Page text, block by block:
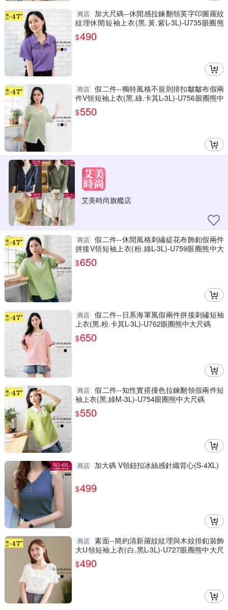
商店
加大尺碼--休閒感拉鍊翻領英字印圖羅紋
紋理休閒短袖上衣(黑.黃.紫L-3L)-U735眼圈熊
中大尺碼
$490
商店 假二件--獨特風格不規則排扣皺皺布假兩
件V領短袖上衣(黑.綠.卡其L-3L)-U756眼圈熊中
大尺碼
$550
艾美時尚旗艦店
商店 假二件--休閒風格刺繡緹花布飾釦假兩件
拼接V領短袖上衣(粉.綠L-3L)-U759眼圈熊中大
尺碼
$650
商店 假二件--日系海軍風假兩件拼接刺繡短袖
上衣(黑.粉.卡其L-3L)-U762眼圈熊中大尺碼
$650
商店 假二件--知性實搭撞色拉鍊翻領假兩件短
袖上衣(黑.綠M-3L)-U754眼圈熊中大尺碼
$550
商店 加大碼 V領鈕扣冰絲感針織背心(S-4XL)
$499
商店 素面--簡約清新羅紋紋理與木紋排釦裝飾
大U領短袖上衣(白.黑L-3L)-U727眼圈熊中大尺
碼
$490